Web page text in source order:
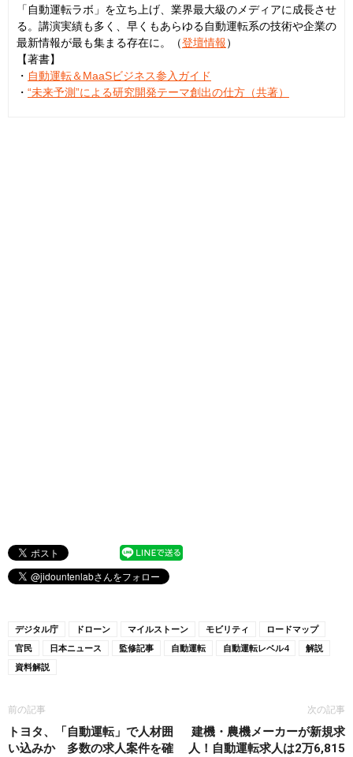
「自動運転ラボ」を立ち上げ、業界最大級のメディアに成長させ
る。講演実績も多く、早くもあらゆる自動運転系の技術や企業の
最新情報が最も集まる存在に。（登壇情報）
【著書】
・ 自動運転＆MaaSビジネス参入ガイド
・ “未来予測”による研究開発テーマ創出の仕方（共著）
デジタル庁 ドローン マイルストーン モビリティ
ロードマップ
官民
日本ニュース 監修記事 自動運転 自動運転レベル4
解説
資料解説
前の記事
トヨタ、「自動運転」で人材囲
い込みか 多数の求人案件を確
次の記事
建機・農機メーカーが新規求
人！自動運転求人は2万6,815